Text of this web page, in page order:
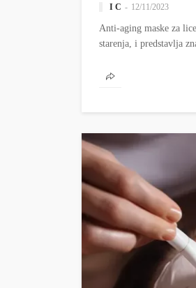
I C 12/11/2023
Anti-aging maske za
starenja, i predstavlja